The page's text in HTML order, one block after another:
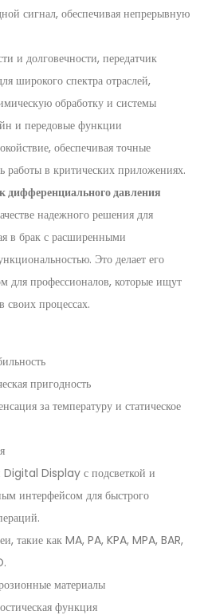
сигнал, обеспечивая непрерывную
и долговечности, передатчик
широкого спектра отраслей,
обработку и системы
и передовые функции
обеспечивая точные
работы в критических приложениях.
дифференциального давления
надежного решения для
в брак с расширенными
Это делает его
для профессионалов, которые ищут
своих процессах.
пригодность
за температуру и статическое
Display с подсветкой и
интерфейсом для быстрого
такие как MA, PA, KPA, MPA, BAR,
материалы
функция